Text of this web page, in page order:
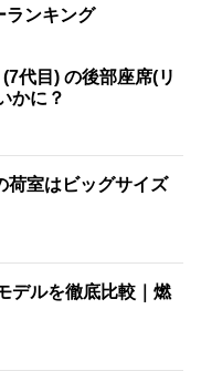
ンキング
代目) の後部座席(リ
かに？
荷室はビッグサイズ
デルを徹底比較｜燃